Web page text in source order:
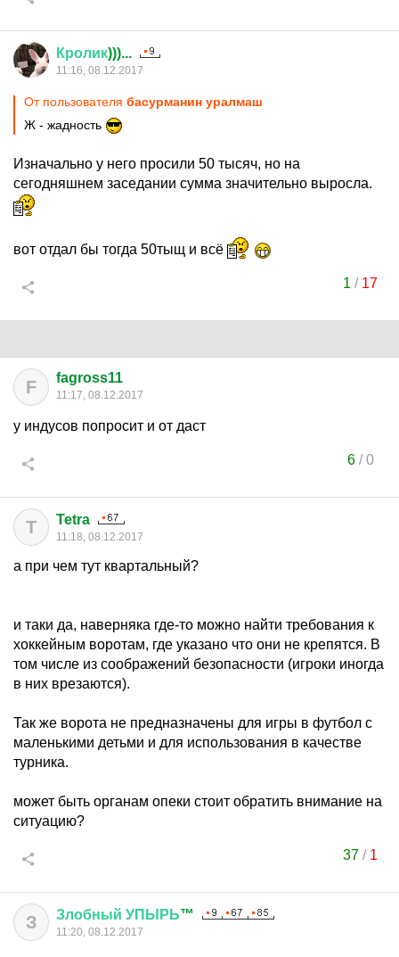
Кролик)))...
11:16, 08.12.2017
От пользователя басурманин уралмаш
Ж - жадность
Изначально у него просили 50 тысяч, но на
сегодняшнем заседании сумма значительно выросла.
вот отдал бы тогда 50тыщ и всё
1 / 17
F fagross11
11:17, 08.12.2017
у индусов попросит и от даст
6/0
T Tetra
11:18, 08.12.2017
а при чем тут квартальный?
и таки да, наверняка где-то можно найти требования к
хоккейным воротам, где указано что они не крепятся. В
том числе из соображений безопасности (игроки иногда
в них врезаются).
Так же ворота не предназначены для игры в футбол с
маленькими детьми и для использования в качестве
турника.
может быть органам опеки стоит обратить внимание на
ситуацию?
37 / 1
З Злобный УПЫРЬ™
11:20, 08.12.2017